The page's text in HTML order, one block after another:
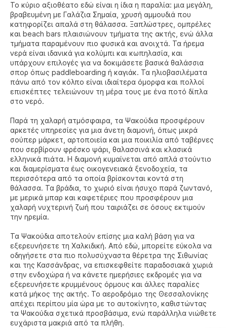
Το κύριο αξιοθέατο εδώ είναι η ίδια η παραλία: μια μεγάλη,
βραβευμένη με Γαλάζια Σημαία, χρυσή αμμουδιά που
κατηφορίζει απαλά στη θάλασσα. Ξαπλώστρες, ομπρέλες
και beach bars πλαισιώνουν τμήματα της ακτής, ενώ άλλα
τμήματα παραμένουν πιο φυσικά και ανοιχτά. Τα ήρεμα
νερά είναι ιδανικά για κολύμπι και κωπηλασία, και
υπάρχουν επιλογές για να δοκιμάσετε βασικά θαλάσσια
σπορ όπως paddleboarding ή καγιάκ. Τα ηλιοβασιλέματα
πάνω από τον κόλπο είναι ιδιαίτερα όμορφα και πολλοί
επισκέπτες τελειώνουν τη μέρα τους με ένα ποτό δίπλα
στο νερό.
Παρά τη χαλαρή ατμόσφαιρα, τα Ψακούδια προσφέρουν
αρκετές υπηρεσίες για μια άνετη διαμονή, όπως μικρά
σούπερ μάρκετ, αρτοποιεία και μια ποικιλία από ταβέρνες
που σερβίρουν φρέσκο ψάρι, θαλασσινά και κλασικά
ελληνικά πιάτα. Η διαμονή κυμαίνεται από απλά στούντιο
και διαμερίσματα έως οικογενειακά ξενοδοχεία, τα
περισσότερα από τα οποία βρίσκονται κοντά στη
θάλασσα. Τα βράδια, το χωριό είναι ήσυχο παρά ζωντανό,
με μερικά μπαρ και καφετέριες που προσφέρουν μια
χαλαρή νυχτερινή ζωή που ταιριάζει σε όσους εκτιμούν
την ηρεμία.
Τα Ψακούδια αποτελούν επίσης μια καλή βάση για να
εξερευνήσετε τη Χαλκιδική. Από εδώ, μπορείτε εύκολα να
οδηγήσετε στα πιο πολυσύχναστα θέρετρα της Σιθωνίας
και της Κασσάνδρας, να επισκεφθείτε παραδοσιακά χωριά
στην ενδοχώρα ή να κάνετε ημερήσιες εκδρομές για να
εξερευνήσετε κρυμμένους όρμους και άλλες παραλίες
κατά μήκος της ακτής. Το αεροδρόμιο της Θεσσαλονίκης
απέχει περίπου μία ώρα με το αυτοκίνητο, καθιστώντας
τα Ψακούδια σχετικά προσβάσιμα, ενώ παράλληλα νιώθετε
ευχάριστα μακριά από τα πλήθη.